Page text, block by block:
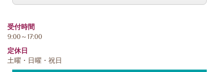
受付時間
9:00～17:00
定休日
土曜・日曜・祝日